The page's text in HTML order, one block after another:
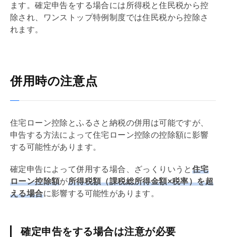
ます。確定申告をする場合には所得税と住民税から控
除され、ワンストップ特例制度では住民税から控除さ
れます。
併用時の注意点
住宅ローン控除とふるさと納税の併用は可能ですが、
申告する方法によって住宅ローン控除の控除額に影響
する可能性があります。
確定申告によって併用する場合、ざっくりいうと 住宅
ローン控除額が所得税額（課税総所得金額×税率）を超
える場合に影響する可能性があります。
確定申告をする場合は注意が必要